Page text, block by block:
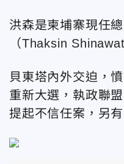
洪森是柬埔寨現任
（Thaksin
貝東塔內外交迫，
重新大選，執政聯
提起不信任案，另